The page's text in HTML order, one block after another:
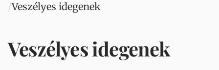
Veszélyes idegenek
Veszélyes idegenek